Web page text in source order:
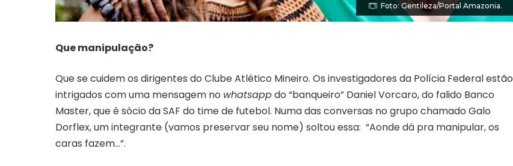
Foto: Gentileza/Portal Amazonia.
Que manipulação?
Que se cuidem os dirigentes do Clube Atlético Mineiro. Os investigadores da Polícia Federal estão
intrigados com uma mensagem no whatsappdo “banqueiro” Daniel Vorcaro, do falido Banco
Master, que é sócio da SAF do time de futebol. Numa das conversas no grupo chamado Galo
Dorflex, um integrante (vamos preservar seu nome) soltou essa: “Aonde dá pra manipular, os
caras fazem…”.